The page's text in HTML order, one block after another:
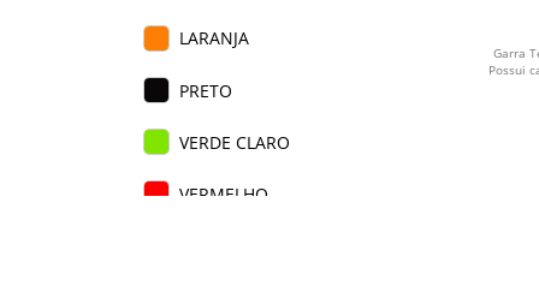
LARANJA
PRETO
VERDE CLARO
VERMELHO
Garra
Possui